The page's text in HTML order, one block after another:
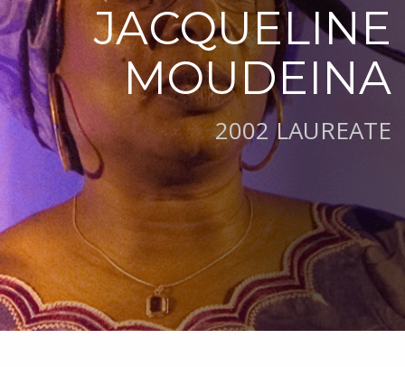
JACQUELINE
MOUDEINA
2002 LAUREATE